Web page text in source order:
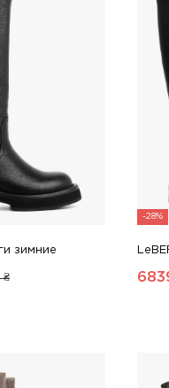
зимние
₴
-28%